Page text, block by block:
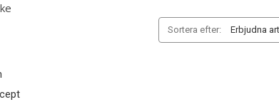
Sortera efter: